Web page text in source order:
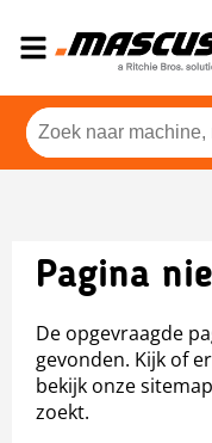
Pagina
De opgevraagde
gevonden. Kijk of
bekijk onze
zoekt.